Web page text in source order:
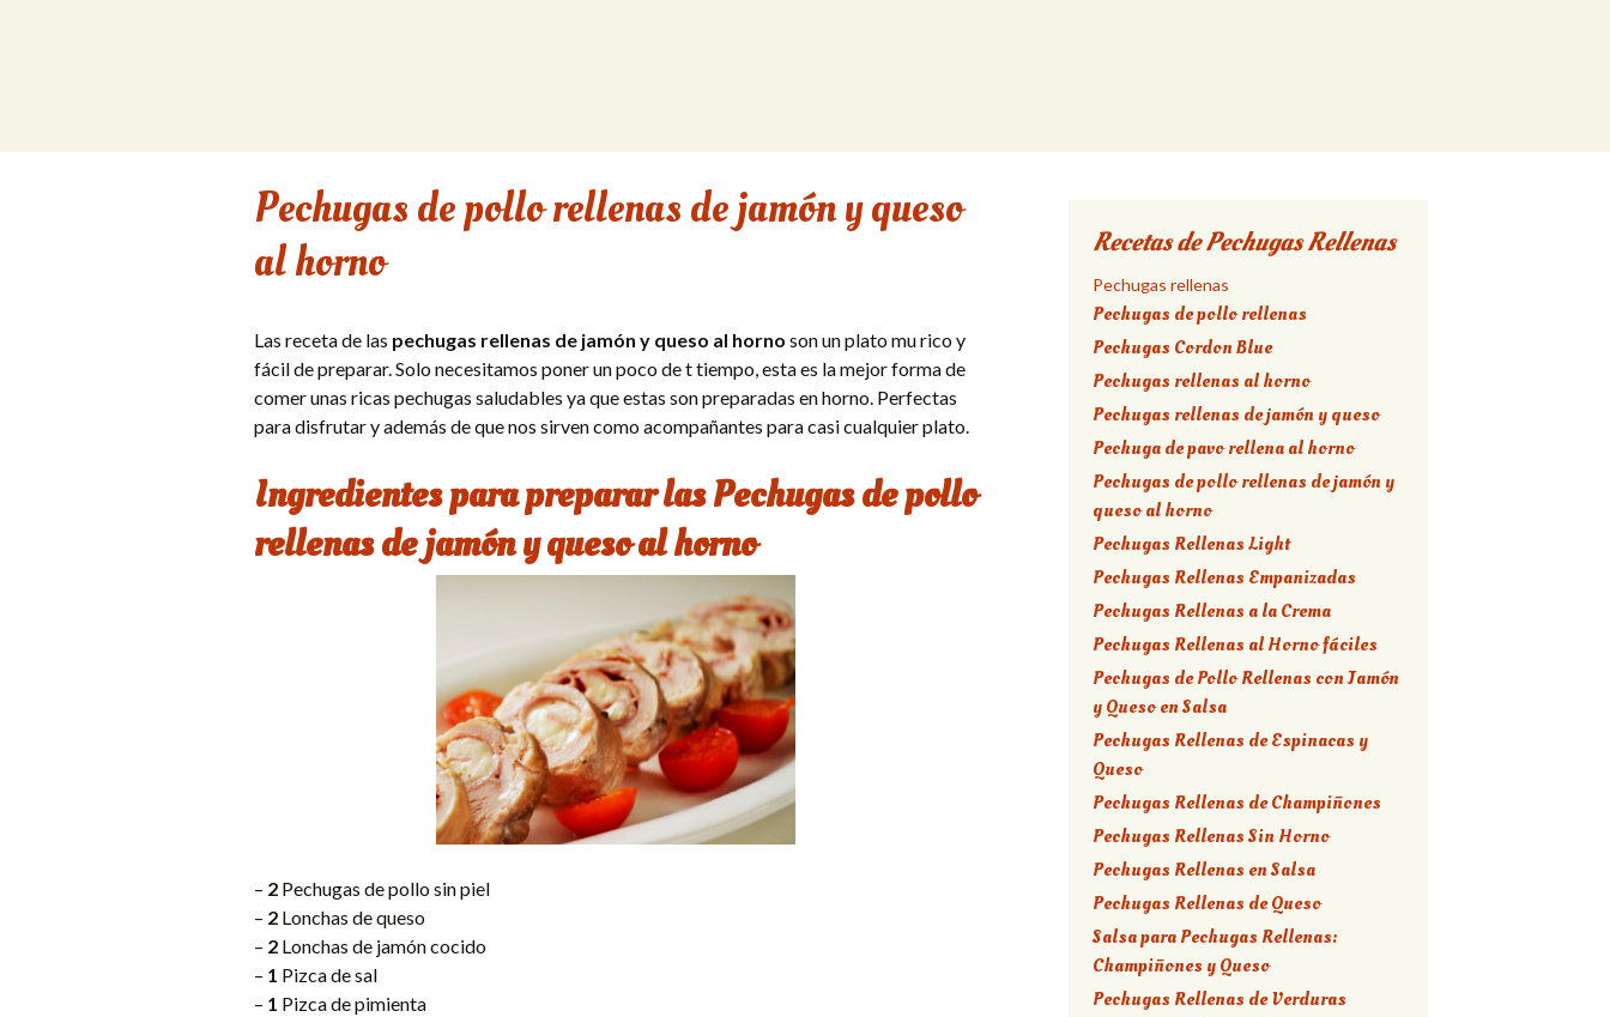
Pechugas de pollo rellenas de jamón y queso
al horno
Las receta de las pechugas rellenas de jamón y queso al horno son un plato mu rico y
fácil de preparar. Solo necesitamos poner un poco de t tiempo, esta es la mejor forma de
comer unas ricas pechugas saludables ya que estas son preparadas en horno. Perfectas
para disfrutar y además de que nos sirven como acompañantes para casi cualquier plato.
Ingredientes para preparar las Pechugas de pollo
rellenas de jamón y queso al horno
– 2 Pechugas de pollo sin piel
– 2 Lonchas de queso
– 2 Lonchas de jamón cocido
– 1 Pizca de sal
– 1 Pizca de pimienta
Recetas de Pechugas Rellenas
Pechugas rellenas
Pechugas de pollo rellenas
Pechugas Cordon Blue
Pechugas rellenas al horno
Pechugas rellenas de jamón y queso
Pechuga de pavo rellena al horno
Pechugas de pollo rellenas de jamón y
queso al horno
Pechugas Rellenas Light
Pechugas Rellenas Empanizadas
Pechugas Rellenas a la Crema
Pechugas Rellenas al Horno fáciles
Pechugas de Pollo Rellenas con Jamón
y Queso en Salsa
Pechugas Rellenas de Espinacas y
Queso
Pechugas Rellenas de Champiñones
Pechugas Rellenas Sin Horno
Pechugas Rellenas en Salsa
Pechugas Rellenas de Queso
Salsa para Pechugas Rellenas:
Champiñones y Queso
Pechugas Rellenas de Verduras